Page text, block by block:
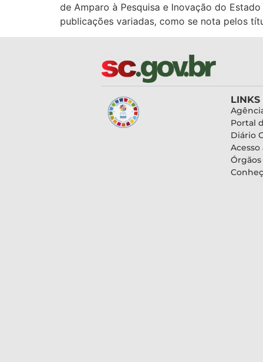
de Amparo à Pesquisa e Inovação do
publicações variadas, como se nota pelos
LINKS
Portal
Diário